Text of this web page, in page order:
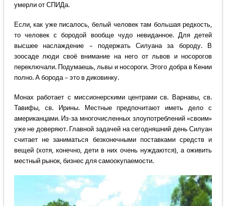
умерли от СПИДа.
Если, как уже писалось, белый человек там большая редкость,
то человек с бородой вообще чудо невиданное. Для детей
высшее наслаждение – подержать Силуана за бороду. В
зоосаде люди своё внимание на него от львов и носорогов
переключали. Подумаешь, львы и носороги. Этого добра в Кении
полно. А борода – это в диковинку.
Монах работает с миссионерскими центрами св. Варнавы, св.
Тавифы, св. Ирины. Местные предпочитают иметь дело с
американцами. Из-за многочисленных злоупотреблений «своим»
уже не доверяют. Главной задачей на сегодняшний день Силуан
считает не заниматься безконечными поставками средств и
вещей (хотя, конечно, дети в них очень нуждаются), а оживить
местный рынок, бизнес для самоокупаемости.